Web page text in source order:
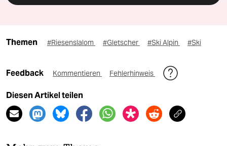
Themen #Riesenslalom #Gletscher #Ski Alpin #Ski
Feedback Kommentieren Fehlerhinweis
Diesen Artikel teilen